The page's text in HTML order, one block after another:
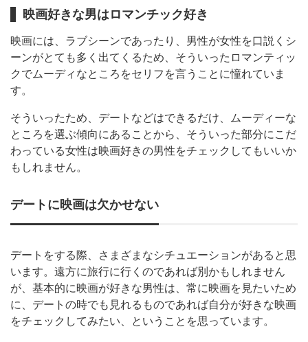
映画好きな男はロマンチック好き
映画には、ラブシーンであったり、男性が女性を口説くシ
ーンがとても多く出てくるため、そういったロマンティッ
クでムーディなところをセリフを言うことに憧れていま
す。
そういったため、デートなどはできるだけ、ムーディーな
ところを選ぶ傾向にあることから、そういった部分にこだ
わっている女性は映画好きの男性をチェックしてもいいか
もしれません。
デートに映画は欠かせない
デートをする際、さまざまなシチュエーションがあると思
います。遠方に旅行に行くのであれば別かもしれません
が、基本的に映画が好きな男性は、常に映画を見たいため
に、デートの時でも見れるものであれば自分が好きな映画
をチェックしてみたい、ということを思っています。